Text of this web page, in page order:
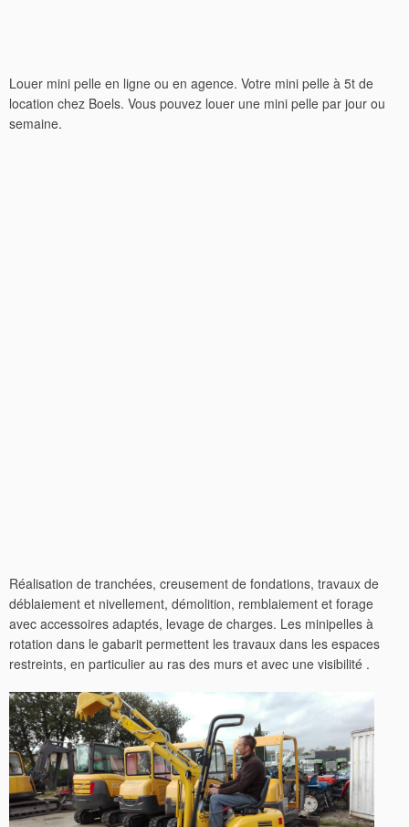
Louer mini pelle en ligne ou en agence. Votre mini pelle à 5t de
location chez Boels. Vous pouvez louer une mini pelle par jour ou
semaine.
Réalisation de tranchées, creusement de fondations, travaux de
déblaiement et nivellement, démolition, remblaiement et forage
avec accessoires adaptés, levage de charges. Les minipelles à
rotation dans le gabarit permettent les travaux dans les espaces
restreints, en particulier au ras des murs et avec une visibilité .